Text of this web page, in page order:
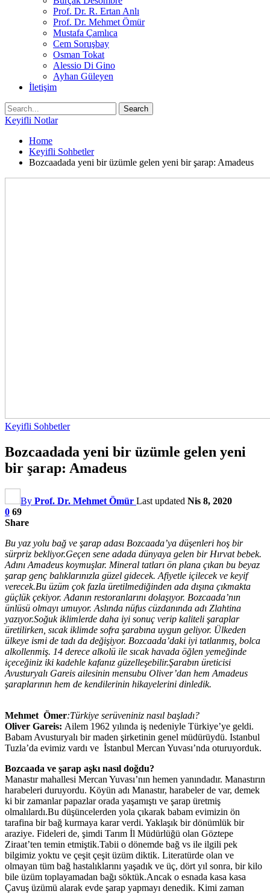
Prof. Dr. R. Ertan Anlı
Prof. Dr. Mehmet Ömür
Mustafa Çamlıca
Cem Soruşbay
Osman Tokat
Alessio Di Gino
Ayhan Güleyen
İletişim
Keyifli Notlar
Home
Keyifli Sohbetler
Bozcaadada yeni bir üzümle gelen yeni bir şarap: Amadeus
Keyifli Sohbetler
Bozcaadada yeni bir üzümle gelen yeni
bir şarap: Amadeus
By Prof. Dr. Mehmet Ömür Last updated Nis 8, 2020
0 69
Share
Bu yaz yolu bağ ve şarap adası Bozcaada’ya düşenleri hoş bir
sürpriz bekliyor.Geçen sene adada dünyaya gelen bir Hırvat bebek.
Adını Amadeus koymuşlar. Mineral tatları ön plana çıkan bu beyaz
şarap genç balıklarınızla güzel gidecek. Afiyetle içilecek ve keyif
verecek.Bu üzüm çok fazla üretilmediğinden ada dışına çıkmakta
güçlük çekiyor. Adanın restoranlarını dolaşıyor. Bozcaada’nın
ünlüsü olmayı umuyor. Aslında nüfus cüzdanında adı Zlahtina
yazıyor.Soğuk iklimlerde daha iyi sonuç verip kaliteli şaraplar
üretilirken, sıcak iklimde sofra şarabına uygun geliyor. Ülkeden
ülkeye ismi de tadı da değişiyor. Bozcaada’daki iyi tatlanmış, bolca
alkollenmiş. 14 derece alkolü ile sıcak havada öğlen yemeğinde
içeceğiniz iki kadehle kafanız güzelleşebilir.Şarabın üreticisi
Avusturyalı Gareis ailesinin mensubu Oliver’dan hem Amadeus
şaraplarının hem de kendilerinin hikayelerini dinledik.
Mehmet Ömer:Türkiye serüveniniz nasıl başladı?
Oliver Gareis: Ailem 1962 yılında iş nedeniyle Türkiye’ye geldi.
Babam Avusturyalı bir maden şirketinin genel müdürüydü. Istanbul
Tuzla’da evimiz vardı ve İstanbul Mercan Yuvası’nda oturuyorduk.
Bozcaada ve şarap aşkı nasıl doğdu?
Manastır mahallesi Mercan Yuvası’nın hemen yanındadır. Manastırın
harabeleri duruyordu. Köyün adı Manastır, harabeler de var, demek
ki bir zamanlar papazlar orada yaşamıştı ve şarap üretmiş
olmalılardı.Bu düşüncelerden yola çıkarak babam evimizin ön
tarafina bir bağ kurmaya karar verdi. Yaklaşık bir dönümlük bir
araziye. Fideleri de, şimdi Tarım İl Müdürlüğü olan Göztepe
Ziraat’ten temin etmiştik.Tabii o dönemde bağ vs ile ilgili pek
bilgimiz yoktu ve çeşit çeşit üzüm diktik. Literatürde olan ve
olmayan tüm bağ hastalıklarını yaşadık ve üç, dört yıl sonra, bir kilo
bile üzüm toplayamadan bağı söktük.Ancak o esnada kasa kasa
Çavuş üzümü alarak evde şarap yapmayı denedik. Kimi zaman